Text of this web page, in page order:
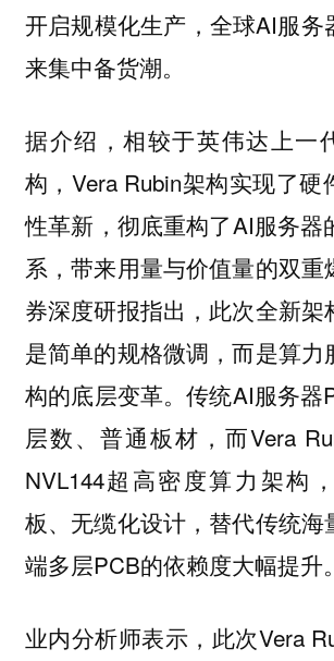
开启规模化生产，全球AI服务
来集中备货潮。
据介绍，相较于英伟达上一
构，Vera Rubin架构实现了硬
性革新，彻底重构了AI服务器
系，带来用量与价值量的双重
券深度研报指出，此次全新架
是简单的规格微调，而是算力
构的底层变革。传统AI服务器
层数、普通板材，而Vera
NVL144超高密度算力架构
板、无缆化设计，替代传统海
端多层PCB的依赖度大幅提升。
业内分析师表示，此次Vera